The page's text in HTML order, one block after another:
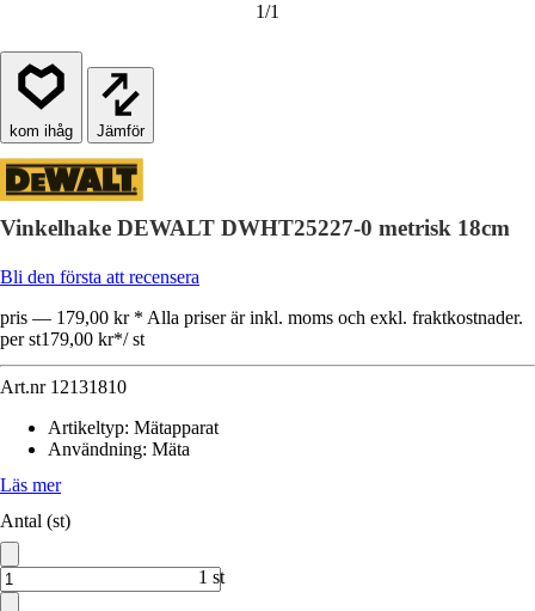
1/1
Jämför
Vinkelhake DEWALT DWHT25227-0 metrisk 18cm
Bli den första att recensera
pris — 179,00 kr * Alla priser är inkl. moms och exkl. fraktkostnader.
per st179,00 kr*/ st
Art.nr 12131810
Artikeltyp: Mätapparat
Användning: Mäta
Läs mer
Antal (st)
1 st